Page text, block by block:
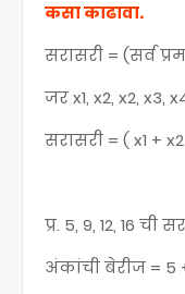
कसा काढावा.
सरासरी = (सर्व
जर x1, x2, x2,
सरासरी = ( x1 +
प्र. 5, 9, 12, 16 ची
अंकांची बेरीज = 5